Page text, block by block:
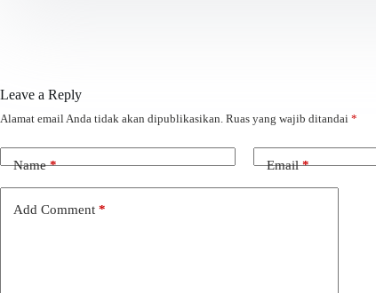
Leave a Reply
Alamat email Anda tidak akan dipublikasikan. Ruas yang wajib ditandai *
Name* Email*
Add Comment *